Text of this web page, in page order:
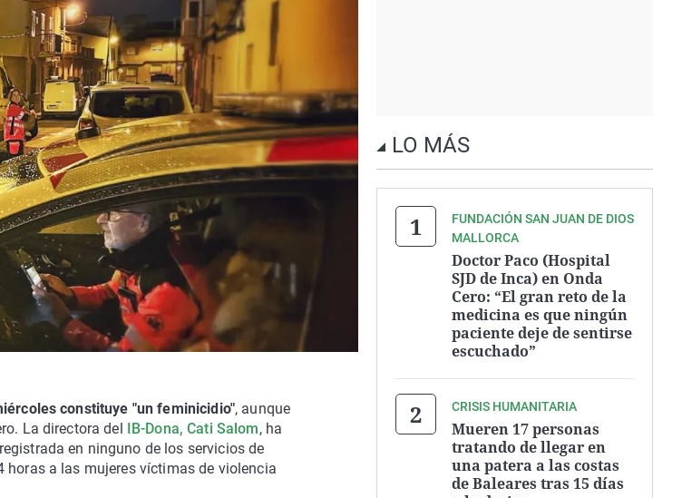
constituye "un feminicidio", aunque
La directora del
IB-Dona, Cati Salom, ha
en ninguno de los servicios de
horas a las mujeres víctimas de violencia
LO MÁS
FUNDACIÓN SAN JUAN DE DIOS
MALLORCA
Doctor Paco (Hospital
SJD de Inca) en Onda
Cero: “El gran reto de la
medicina es que ningún
paciente deje de sentirse
escuchado”
CRISIS HUMANITARIA
Mueren 17 personas
tratando de llegar en
una patera a las costas
de Baleares tras 15 días